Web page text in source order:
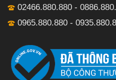
02466.880.880 -
0965.880.880 -